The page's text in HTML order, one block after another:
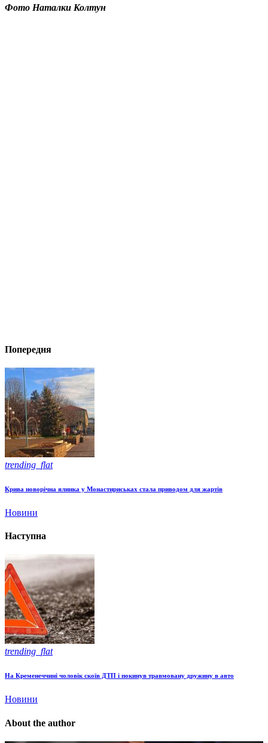
Фото Наталки Колтун
Попередня
trending_flat
Крива новорічна ялинка у Монастириськах стала приводом для жартів
Новини
Наступна
trending_flat
На Кременеччині чоловік скоїв ДТП і покинув травмовану дружину в авто
Новини
About the author